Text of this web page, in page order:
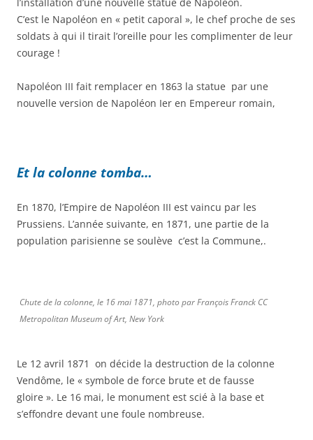
C’est le Napoléon en « petit caporal », le chef proche de ses
soldats à qui il tirait l’oreille pour les complimenter de leur
courage !
Napoléon III fait remplacer en 1863 la statue par une
nouvelle version de Napoléon Ier en Empereur romain,
Et la colonne tomba…
En 1870, l’Empire de Napoléon III est vaincu par les
Prussiens. L’année suivante, en 1871, une partie de la
population parisienne se soulève c’est la Commune,.
Chute de la colonne, le 16 mai 1871, photo par François Franck CC
Metropolitan Museum of Art, New York
Le 12 avril 1871 on décide la destruction de la colonne
Vendôme, le « symbole de force brute et de fausse
gloire ». Le 16 mai, le monument est scié à la base et
s’effondre devant une foule nombreuse.